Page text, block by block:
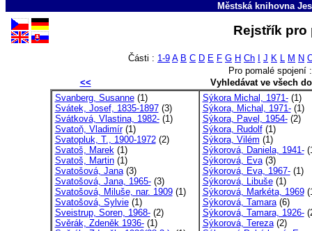
Městská knihovna
Rejstřík
Části : 1-9 A B C D E F G H Ch J K L M N
Pro pomalé spojení
<<
Vyhledávat ve všech
Svanberg, Susanne(1)
Svátek, Josef, 1835-1897(3)
Svátková, Vlastina, 1982-(1)
Svatoň, Vladimír(1)
Svatopluk, T., 1900-1972(2)
Svatoš, Marek(1)
Svatoš, Martin(1)
Svatošová, Jana(3)
Svatošová, Jana, 1965-(3)
Svatošová, Miluše, nar. 1909(1)
Svatošová, Sylvie(1)
Sveistrup, Soren, 1968-(2)
Svěrák, Zdeněk 1936-(1)
Sýkora Michal, 1971-(1)
Sýkora, Michal, 1971-(1)
Sýkora, Pavel, 1954-(2)
Sýkora, Rudolf(1)
Sýkora, Vilém (1)
Sýkorová, Daniela, 1941-
Sýkorová, Eva(3)
Sýkorová, Eva, 1967-(1)
Sýkorová, Libuše(1)
Sýkorová, Markéta, 1969
Sýkorová, Tamara(6)
Sýkorová, Tamara, 1926-
Sýkorová, Tereza(2)